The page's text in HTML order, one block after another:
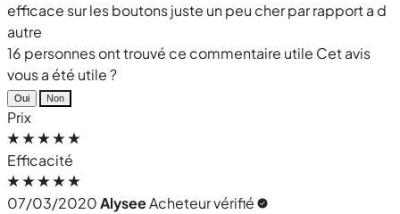
efficace sur les boutons juste un peu cher par rapport a d
autre
16 personnes ont trouvé ce commentaire utile Cet avis
vous a été utile ?
Oui Non
Prix
Efficacité
07/03/2020AlyseeAcheteur vérifié